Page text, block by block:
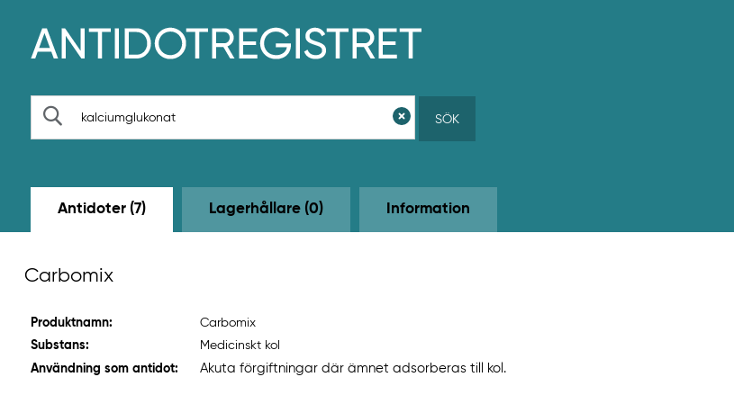
p
d
n
å
l
e
SÖK
Antidoter (7) Lagerhållare (0) Information
Carbomix
Produktnamn:
Carbomix
Substans:
Medicinskt kol
Användning som antidot:
Akuta förgiftningar där ämnet adsorberas till kol.